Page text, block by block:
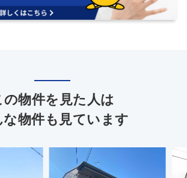
の物件を見た人は
な物件も見ています